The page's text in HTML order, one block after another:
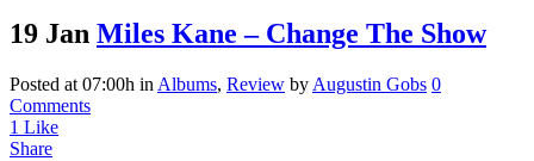
19 Jan Miles Kane – Change The Show
Posted at 07:00h in Albums, Review by Augustin Gobs 0
Comments
1 Like
Share